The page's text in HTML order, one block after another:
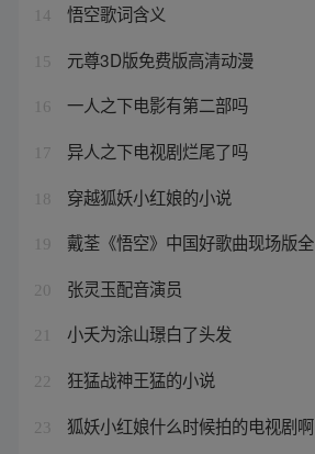
14 悟空歌词含义
15 元尊3D版免费版高清动漫
16 一人之下电影有第二部吗
17 异人之下电视剧烂尾了吗
18 穿越狐妖小红娘的小说
19 戴荃《悟空》中国好歌曲现场版全
20 张灵玉配音演员
21 小夭为涂山璟白了头发
22 狂猛战神王猛的小说
23 狐妖小红娘什么时候拍的电视剧啊